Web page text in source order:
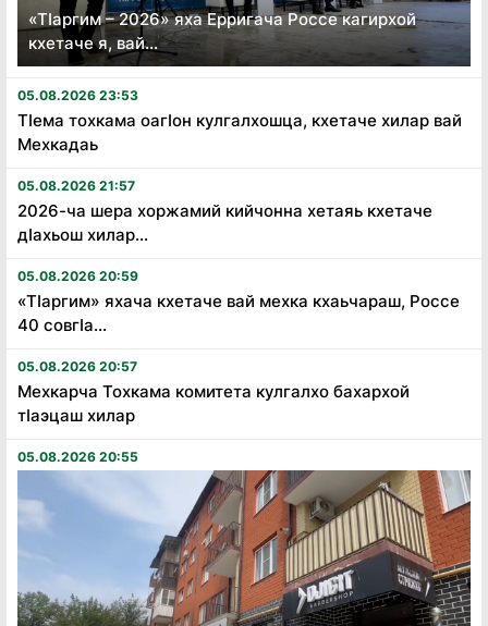
«Тӏаргим – 2026» яха Ерригача Россе кагирхой
кхетаче я, вай...
05.08.2026 23:53
Тӏема тохкама оагӏон кулгалхошца, кхетаче хилар вай
Мехкадаь
05.08.2026 21:57
2026-ча шера хоржамий кийчонна хетаяь кхетаче
дӏахьош хилар...
05.08.2026 20:59
«Тӏаргим» яхача кхетаче вай мехка кхаьчараш, Россе
40 совгӏа...
05.08.2026 20:57
Мехкарча Тохкама комитета кулгалхо бахархой
тӏаэцаш хилар
05.08.2026 20:55